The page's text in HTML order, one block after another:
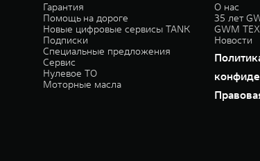
Гарантия
Помощь на дороге
Новые цифровые сервисы TANK
Подписки
Специальные предложения
Сервис
Нулевое ТО
Моторные масла
О нас
35 лет
GWM
Новости